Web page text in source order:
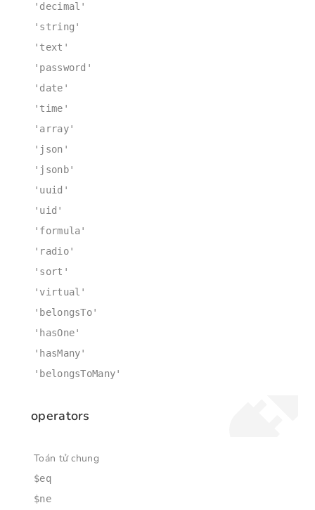
'decimal'
'string'
'text'
'password'
'date'
'time'
'array'
'json'
'jsonb'
'uuid'
'uid'
'formula'
'radio'
'sort'
'virtual'
'belongsTo'
'hasOne'
'hasMany'
'belongsToMany'
operators
Toán tử chung
$eq
$ne